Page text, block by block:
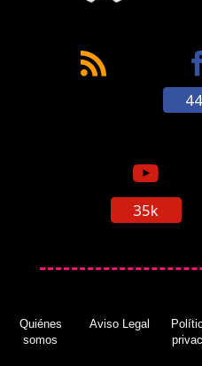
35k
Quiénes
somos
Aviso Legal